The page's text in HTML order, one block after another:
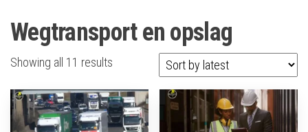
Wegtransport en opslag
Showing all 11 results
latest